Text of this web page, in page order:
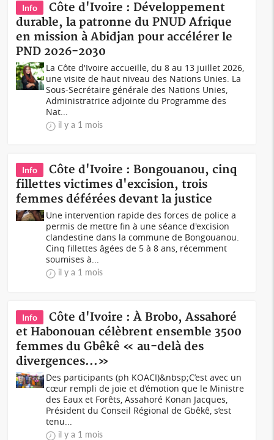
Info
Côte d'Ivoire : Développement
durable, la patronne du PNUD Afrique
en mission à Abidjan pour accélérer le
PND 2026-2030
La Côte d'Ivoire accueille, du 8 au 13 juillet 2026,
une visite de haut niveau des Nations Unies. La
Sous-Secrétaire générale des Nations Unies,
Administratrice adjointe du Programme des
Nat...
il y a 1 mois
Info
Côte d'Ivoire : Bongouanou, cinq
fillettes victimes d'excision, trois
femmes déférées devant la justice
Une intervention rapide des forces de police a
permis de mettre fin à une séance d'excision
clandestine dans la commune de Bongouanou.
Cinq fillettes âgées de 5 à 8 ans, récemment
soumises à...
il y a 1 mois
Info
Côte d'Ivoire : À Brobo, Assahoré
et Habonouan célèbrent ensemble 3500
femmes du Gbêkê « au-delà des
divergences...»
Des participants (ph KOACI)&nbsp;C’est avec un
cœur rempli de joie et d’émotion que le Ministre
des Eaux et Forêts, Assahoré Konan Jacques,
Président du Conseil Régional de Gbêkê, s’est
tenu...
il y a 1 mois